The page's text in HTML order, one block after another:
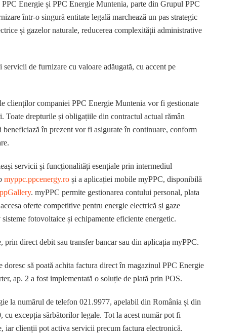
Energie și PPC Energie Muntenia, parte din Grupul PPC
într-o singură entitate legală marchează un pas strategic
și gazelor naturale, reducerea complexității administrative
de furnizare cu valoare adăugată, cu accent pe
clienților companiei PPC Energie Muntenia vor fi gestionate
Toate drepturile și obligațiile din contractul actual rămân
în prezent vor fi asigurate în continuare, conform
servicii și funcționalități esențiale prin intermediul
myppc.ppcenergy.ro și a aplicației mobile myPPC, disponibilă
. myPPC permite gestionarea contului personal, plata
oferte competitive pentru energie electrică și gaze
fotovoltaice și echipamente eficiente energetic.
direct debit sau transfer bancar sau din aplicația myPPC.
să poată achita factura direct în magazinul PPC Energie
ap. 2 a fost implementată o soluție de plată prin POS.
la numărul de telefon 021.9977, apelabil din România și din
excepția sărbătorilor legale. Tot la acest număr pot fi
iar clienții pot activa servicii precum factura electronică.